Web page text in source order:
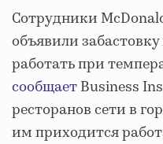
Сотрудники
объявили
работать при
сообщаетBusiness
ресторанов сети в
им приходится